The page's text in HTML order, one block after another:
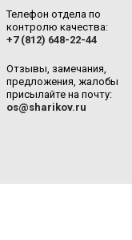
Телефон отдела по
контролю качества:
+7 (812) 648-22-44
Отзывы, замечания,
предложения, жалобы
присылайте на почту:
os@sharikov.ru